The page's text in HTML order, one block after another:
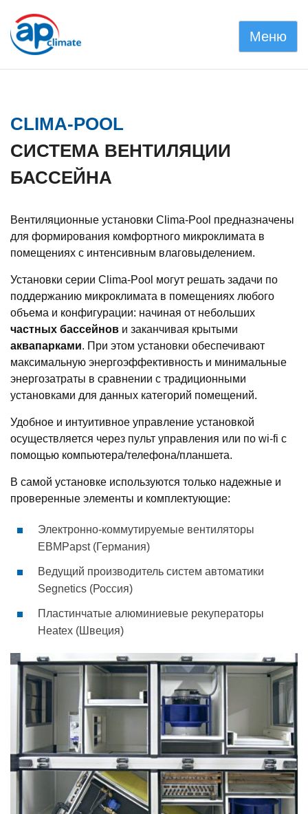
content
APclimate
Вентиляционное и охладительное оборудование
Меню
CLIMA-POOL
СИСТЕМА ВЕНТИЛЯЦИИ
БАССЕЙНА
Вентиляционные установки Clima-Pool предназначены
для формирования комфортного микроклимата в
помещениях с интенсивным влаговыделением.
Установки серии Clima-Pool могут решать задачи по
поддержанию микроклимата в помещениях любого
объема и конфигурации: начиная от небольших
частных бассейнов и заканчивая крытыми
аквапарками. При этом установки обеспечивают
максимальную энергоэффективность и минимальные
энергозатраты в сравнении с традиционными
установками для данных категорий помещений.
Удобное и интуитивное управление установкой
осуществляется через пульт управления или по wi-fi с
помощью компьютера/телефона/планшета.
В самой установке используются только надежные и
проверенные элементы и комплектующие:
Электронно-коммутируемые вентиляторы
EBMPapst (Германия)
Ведущий производитель систем автоматики
Segnetics (Россия)
Пластинчатые алюминиевые рекуператоры
Heatex (Швеция)